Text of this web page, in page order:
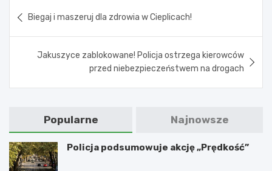
wpisu
Biegaj i maszeruj dla zdrowia w Cieplicach!
Jakuszyce zablokowane! Policja ostrzega kierowców
przed niebezpieczeństwem na drogach
Popularne Najnowsze
Policja podsumowuje akcję „Prędkość”